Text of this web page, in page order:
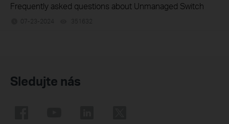
Frequently asked questions about Unmanaged Switch
07-23-2024 351632
Sledujte nás